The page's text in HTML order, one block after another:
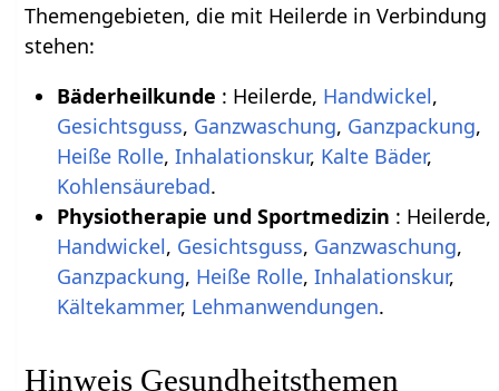
Themengebieten, die mit Heilerde in Verbindung
stehen:
Bäderheilkunde : Heilerde, Handwickel,
Gesichtsguss, Ganzwaschung, Ganzpackung,
Heiße Rolle, Inhalationskur, Kalte Bäder,
Kohlensäurebad.
Physiotherapie und Sportmedizin : Heilerde,
Handwickel, Gesichtsguss, Ganzwaschung,
Ganzpackung, Heiße Rolle, Inhalationskur,
Kältekammer, Lehmanwendungen.
Hinweis Gesundheitsthemen